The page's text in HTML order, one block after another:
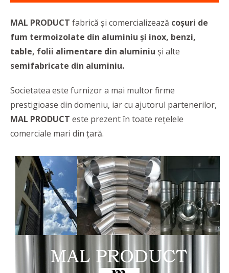
MAL PRODUCT fabrică și comercializează coșuri de
fum termoizolate din aluminiu și inox, benzi,
table, folii alimentare din aluminiu și alte
semifabricate din aluminiu.
Societatea este furnizor a mai multor firme
prestigioase din domeniu, iar cu ajutorul partenerilor,
MAL PRODUCT este prezent în toate rețelele
comerciale mari din țară.